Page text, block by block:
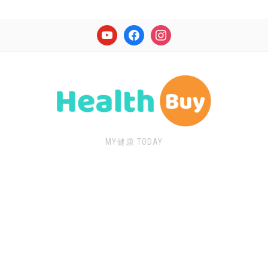
youtube facebookinstagram
MY健康 TODAY